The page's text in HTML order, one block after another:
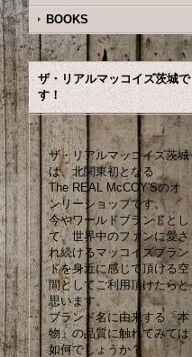
BOOKS
ザ・リアルマッコイズ茨城で
す！
ザ・リアルマッコイズ茨城
は、北関東初となる
The REAL McCOY'Sのオ
ンリーショップです。
今やワールドブランドとし
て、世界中のファンに愛さ
れ続けるマッコイズブラン
ドを身近に感じて頂ける空
間としてご利用頂けたらと
思います。
ブランド名に由来する「本
物」の品質に触れてみては
如何でしょうか？